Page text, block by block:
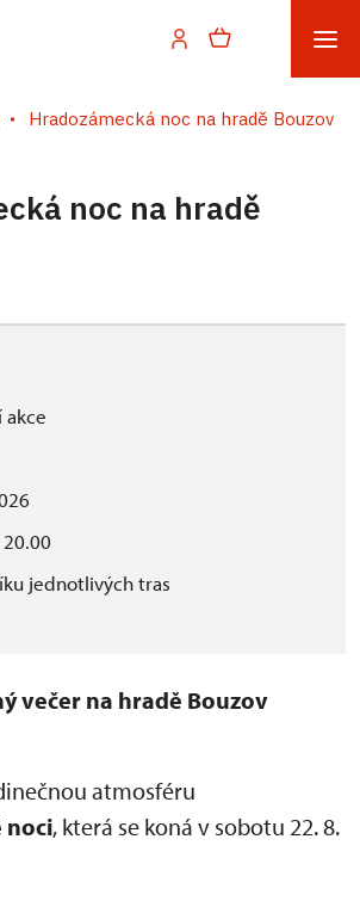
Hradozámecká noc na hradě Bouzov
noc na hradě
akce
jednotlivých tras
večer na hradě Bouzov
atmosféru
noci, která se koná v sobotu 22. 8.